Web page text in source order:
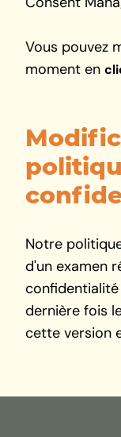
Consent
Vous pouvez
moment en
Notre
d'un examen
dernière fois
cette version